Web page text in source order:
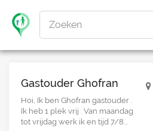
Zoeken
Gastouder Ghofran
Hoi, Ik ben Ghofran gastouder .
Ik heb 1 plek vrij . Van maandag
tot vrijdag werk ik en tijd 7/8...